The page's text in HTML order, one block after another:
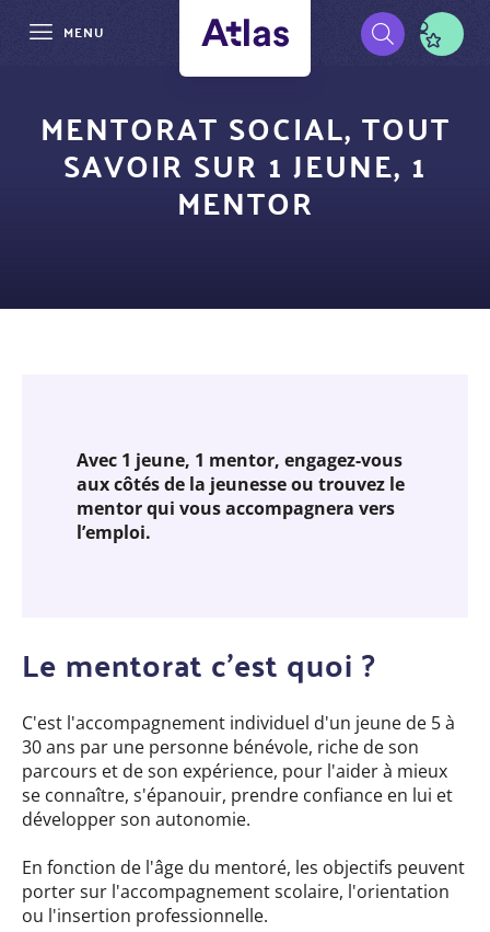
contenu
MENU
Pré-
navigation
MENTORAT SOCIAL, TOUT
SAVOIR SUR 1 JEUNE, 1
MENTOR
Avec 1 jeune, 1 mentor, engagez-vous
aux côtés de la jeunesse ou trouvez le
mentor qui vous accompagnera vers
l’emploi.
Le mentorat c'est quoi ?
C'est l'accompagnement individuel d'un jeune de 5 à
30 ans par une personne bénévole, riche de son
parcours et de son expérience, pour l'aider à mieux
se connaître, s'épanouir, prendre confiance en lui et
développer son autonomie.
En fonction de l'âge du mentoré, les objectifs peuvent
porter sur l'accompagnement scolaire, l'orientation
ou l'insertion professionnelle.